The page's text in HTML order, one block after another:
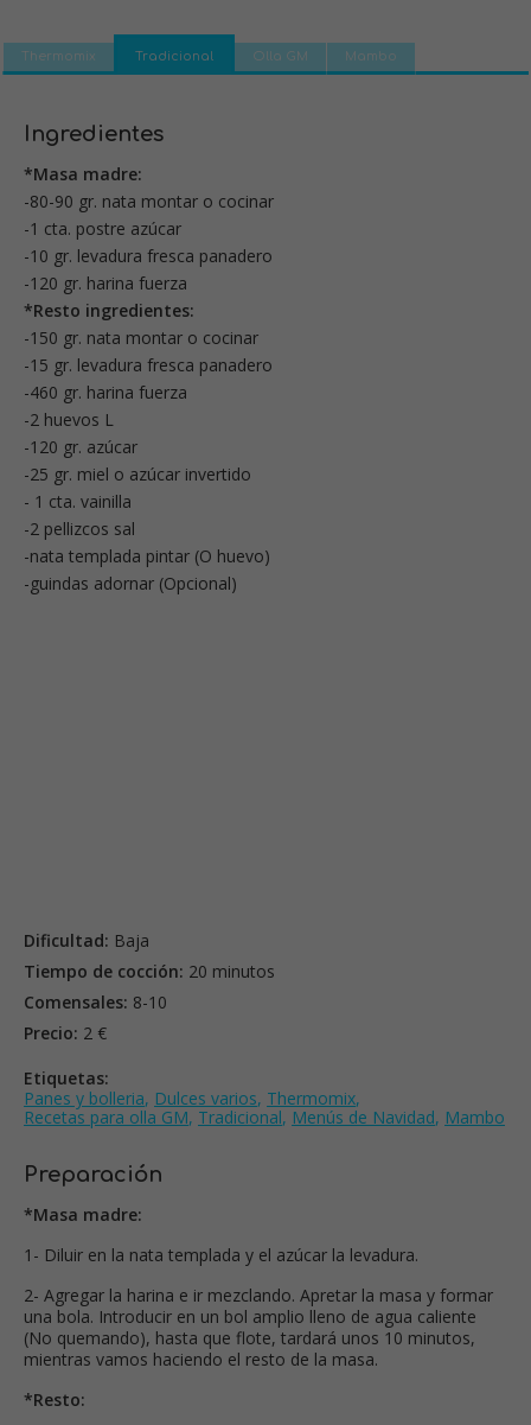
Thermomix Tradicional Olla GM Mambo
Ingredientes
*Masa madre:
-80-90 gr. nata montar o cocinar
-1 cta. postre azúcar
-10 gr. levadura fresca panadero
-120 gr. harina fuerza
*Resto ingredientes:
-150 gr. nata montar o cocinar
-15 gr. levadura fresca panadero
-460 gr. harina fuerza
-2 huevos L
-120 gr. azúcar
-25 gr. miel o azúcar invertido
- 1 cta. vainilla
-2 pellizcos sal
-nata templada pintar (O huevo)
-guindas adornar (Opcional)
Dificultad: Baja
Tiempo de cocción: 20 minutos
Comensales: 8-10
Precio: 2 €
Etiquetas:
Panes y bolleria, Dulces varios, Thermomix,
Recetas para olla GM, Tradicional, Menús de Navidad, Mambo
Preparación
*Masa madre:
1- Diluir en la nata templada y el azúcar la levadura.
2- Agregar la harina e ir mezclando. Apretar la masa y formar
una bola. Introducir en un bol amplio lleno de agua caliente
(No quemando), hasta que flote, tardará unos 10 minutos,
mientras vamos haciendo el resto de la masa.
*Resto: